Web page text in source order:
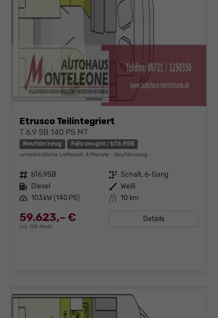
Etrusco Teilintegriert
T 6.9 SB 140 PS MT
Neufahrzeug Fahrzeugnr.: bT6.9SB
unverbindliche Lieferzeit: 6 Monate Neufahrzeug
Fahrzeugnr. bT6.9SB Getriebe Schalt. 6-Gang
Kraftstoff Diesel Außenfarbe Weiß
Leistung 103 kW (140 PS) Kilometerstand 10 km
59.623,– €
incl. 19% MwSt.
Details